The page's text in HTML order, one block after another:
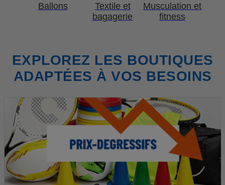
Ballons
Textile et
bagagerie
Musculation et
fitness
EXPLOREZ LES BOUTIQUES
ADAPTÉES À VOS BESOINS